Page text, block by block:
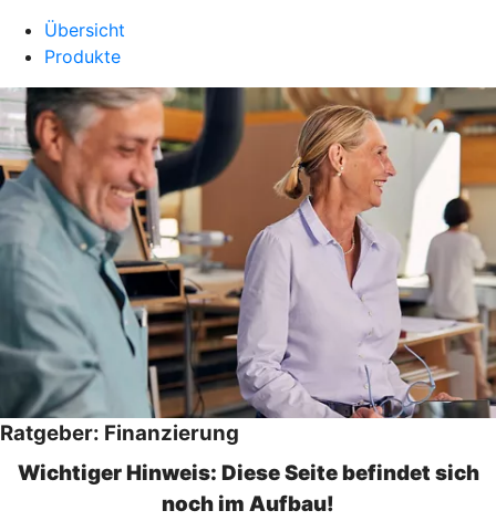
Übersicht
Produkte
Ratgeber: Finanzierung
Wichtiger Hinweis: Diese Seite befindet sich
noch im Aufbau!